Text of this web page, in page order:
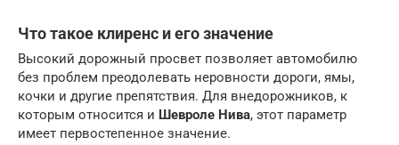
Что такое клиренс и его значение
Высокий дорожный просвет позволяет автомобилю
без проблем преодолевать неровности дороги, ямы,
кочки и другие препятствия. Для внедорожников, к
которым относится и Шевроле Нива, этот параметр
имеет первостепенное значение.